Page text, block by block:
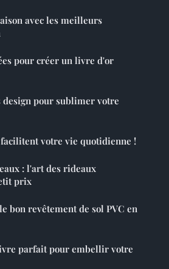
avec les meilleurs
pour créer un livre d'or
pour sublimer votre
votre vie quotidienne !
: l'art des rideaux
prix
bon revêtement de sol PVC en
parfait pour embellir votre